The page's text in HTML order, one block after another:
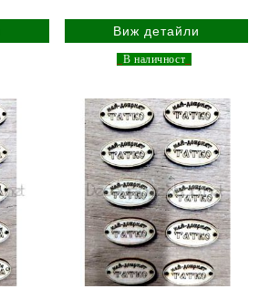
Виж детайли
В наличност